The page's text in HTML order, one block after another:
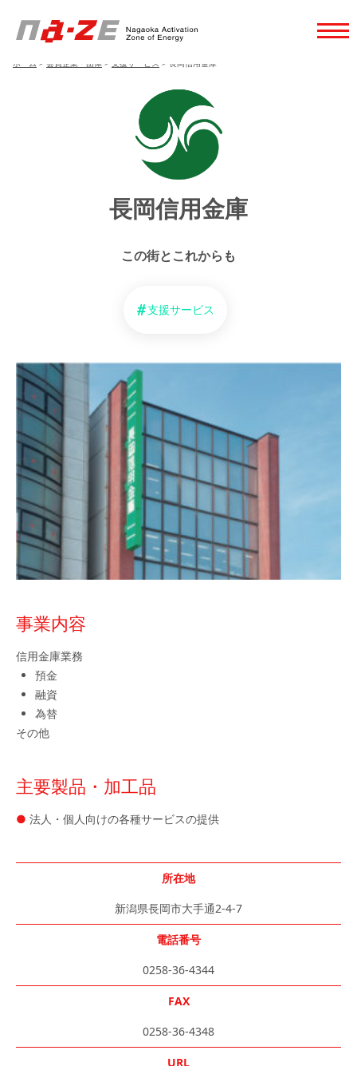
ホーム > 会員企業・団体 > 支援サービス > 長岡信用金庫
長岡信用金庫
この街とこれからも
支援サービス
事業内容
信用金庫業務
預金
融資
為替
その他
主要製品・加工品
法人・個人向けの各種サービスの提供
所在地
新潟県長岡市大手通2-4-7
電話番号
0258-36-4344
FAX
0258-36-4348
URL